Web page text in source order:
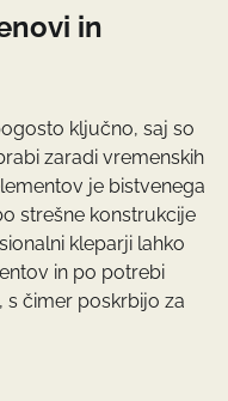
in
ključno, saj so
zaradi vremenskih
je bistvenega
strešne konstrukcije
kleparji lahko
in po potrebi
s čimer poskrbijo za